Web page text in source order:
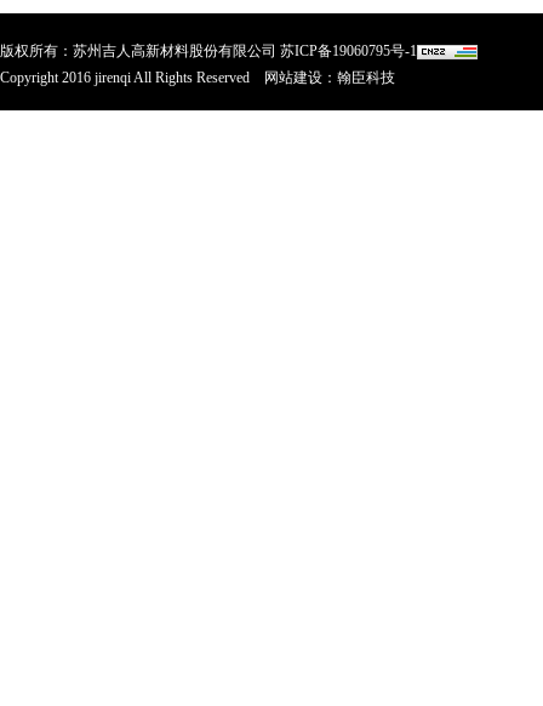
版权所有：苏州吉人高新材料股份有限公司 苏ICP备19060795号-1
Copyright 2016 jirenqi All Rights Reserved
网站建设 ： 翰臣科技